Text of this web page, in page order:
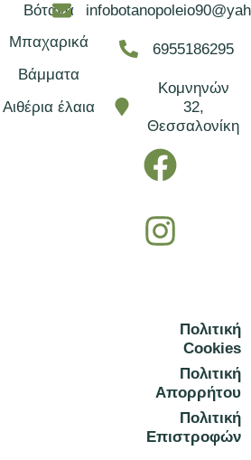
Βότανα
Μπαχαρικά
Βάμματα
Αιθέρια έλαια
6955186295
Κομνηνών
32,
Θεσσαλονίκη
F
a
o
o
k
I
n
g
r
a
m
Πολιτική
Cookies
Πολιτική
Απορρήτου
Πολιτική
Επιστροφών